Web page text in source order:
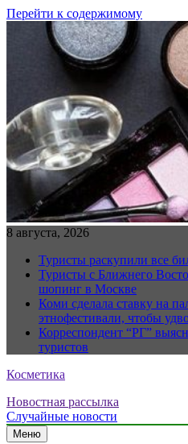
Перейти к содержимому
8 августа, 2026
Туристы раскупили все
Туристы с Ближнего
шопинг в Москве
Коми сделала ставку на
этнофестивали, чтобы
Корреспондент “РГ”
туристов
Косметика
Новостная рассылка
Случайные новости
Меню